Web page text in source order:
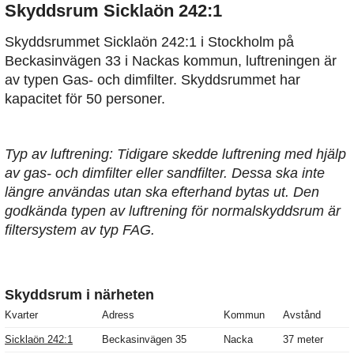
Skyddsrum Sicklaön 242:1
Skyddsrummet Sicklaön 242:1 i Stockholm på
Beckasinvägen 33 i Nackas kommun, luftreningen är
av typen Gas- och dimfilter. Skyddsrummet har
kapacitet för 50 personer.
Typ av luftrening: Tidigare skedde luftrening med hjälp
av gas- och dimfilter eller sandfilter. Dessa ska inte
längre användas utan ska efterhand bytas ut. Den
godkända typen av luftrening för normalskyddsrum är
filtersystem av typ FAG.
Skyddsrum i närheten
Kvarter Adress Kommun Avstånd
Sicklaön 242:1 Beckasinvägen 35 Nacka 37 meter